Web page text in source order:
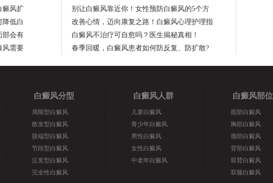
癜风扩
降低白
部会有
风需要
别让白癜风靠近你！女性预防白癜风的5个方
改善心情，迈向康复之路！白癜风心理护理指
白癜风不治疗可自愈吗？医生揭秘真相！
春季回暖，白癜风患者如何防反复、防扩散?
白癜风分型
局限型白癜风
散发型白癜风
肢端型白癜风
节段型白癜风
泛发型白癜风
完全性白癜风
白癜风人群
儿童白癜风
青少年白癜风
男性白癜风
女性白癜风
中老年白癜风
白癜风部位
面部白癜风
胸部白癜风
颈部白癜风
背部白癜风
双臂白癜风
双腿白癜风